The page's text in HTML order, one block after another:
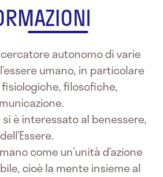
autonomo di varie
umano, in particolare
filosofiche,
è interessato al benessere,
come un’unità d’azione
cioè la mente insieme al